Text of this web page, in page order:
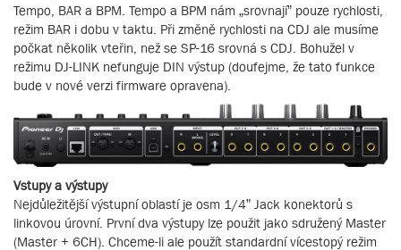
Tempo, BAR a BPM. Tempo a BPM nám „srovnají” pouze rychlosti,
režim BAR i dobu v taktu. Při změně rychlosti na CDJ ale musíme
počkat několik vteřin, než se SP-16 srovná s CDJ. Bohužel v
režimu DJ-LINK nefunguje DIN výstup (doufejme, že tato funkce
bude v nové verzi firmware opravena).
Vstupy a výstupy
Nejdůležitější výstupní oblastí je osm 1/4” Jack konektorů s
linkovou úrovní. První dva výstupy lze použit jako sdružený Master
(Master + 6CH). Chceme-li ale použít standardní vícestopý režim